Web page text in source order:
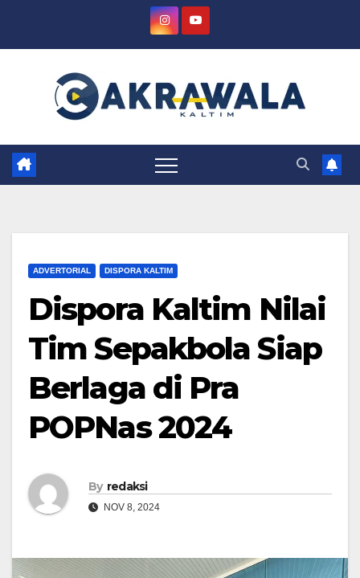
ADVERTORIAL DISPORA KALTIM
Dispora Kaltim Nilai
Tim Sepakbola Siap
Berlaga di Pra
POPNas 2024
By redaksi
NOV 8, 2024